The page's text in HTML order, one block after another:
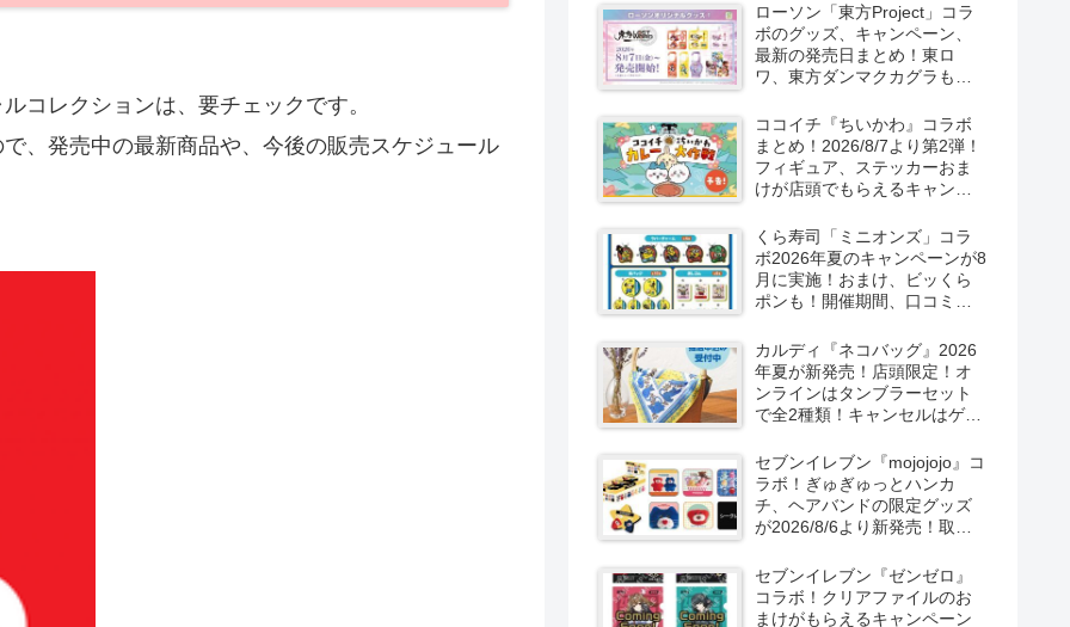
コレクションは、要チェックです。
、発売中の最新商品や、今後の販売スケジュール
ローソン「東方Project」コラ
ボのグッズ、キャンペーン、
最新の発売日まとめ！東ロ
ワ、東方ダンマクカグラも！
LostWordのプラモ風アクキ
ー、カラビナ、クリアファイ
ルが2026/8/7より新発売！
ココイチ『ちいかわ』コラボ
まとめ！2026/8/7より第2弾！
フィギュア、ステッカーおま
けが店頭でもらえるキャンペ
る！
くら寿司「ミニオンズ」コラ
ボ2026年夏のキャンペーンが8
月に実施！おまけ、ビッくら
ポンも！開催期間、口コミ、
カルディ『ネコバッグ』2026
年夏が新発売！店頭限定！オ
ンラインはタンブラーセット
で全2種類！キャンセルはゲリ
セブンイレブン『mojojojo』コ
ラボ！ぎゅぎゅっとハンカ
チ、ヘアバンドの限定グッズ
が2026/8/6より新発売！取扱
セブンイレブン『ゼンゼロ』
コラボ！クリアファイルのお
まけがもらえるキャンペーン